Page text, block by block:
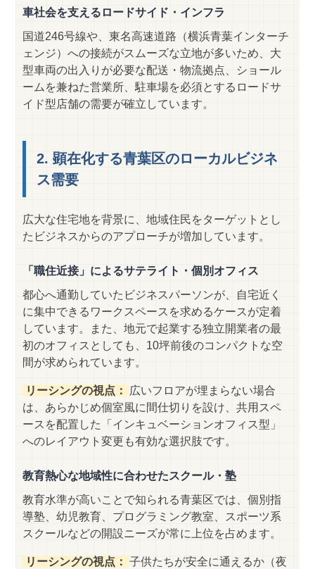
車社会を支えるロードサイド・インフラ
国道246号線や、東名高速道路（横浜青葉インターチ
ェンジ）への接続がスムーズな立地が多いため、大
型車両の出入りが必要な配送・物流拠点、ショール
ームを兼ねた営業所、駐車場を必須とするロードサ
イド型店舗の需要が確立しています。
2. 顕在化する青葉区のローカルビジネ
ス需要
広大な住宅地を背景に、地域住民をターゲットとし
たビジネスからのアプローチが増加しています。
「職住近接」によるサテライト・個別オフィス
都心へ通勤していたビジネスパーソンが、自宅近く
に集中できるワークスペースを求めるケースが定着
しています。また、地元で起業する独立開業者の最
初のオフィスとしても、10坪前後のコンパクトな空
間が求められています。
リーシングの視点：
広いフロアが埋まらない場合
は、あらかじめ個室風に間仕切りを設け、共用スペ
ースを配置した「インキュベーションオフィス型」
へのレイアウト変更も有効な選択肢です。
教育熱心な地域性に合わせたスクール・塾
教育水準が高いことで知られる青葉区では、個別指
導塾、幼児教育、プログラミング教室、スポーツ系
スクールなどの開設ニーズが常に上位を占めます。
リーシングの視点：
子供たちが安全に通えるか（夜